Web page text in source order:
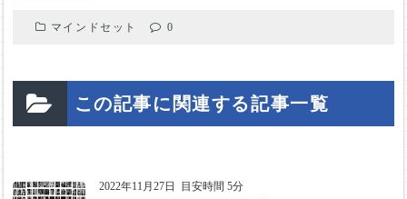
マインドセット 0
この記事に関連する記事一覧
2022年11月27日 目安時間 5分